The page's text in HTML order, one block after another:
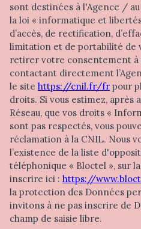
sont destinées à l'Agence /
la loi « informatique et
d’accès, de rectification,
limitation et de portabilité de
retirer votre consentement
contactant directement
le site https://cnil.fr/fr pour
droits. Si vous estimez,
Réseau, que vos droits «
sont pas respectés, vous
réclamation à la CNIL. Nous
l’existence de la liste
téléphonique « Bloctel », sur
inscrire ici : https://
la protection des Données
invitons à ne pas inscrire de
champ de saisie libre.